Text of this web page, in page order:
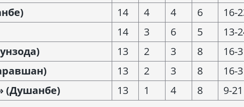
14 4 4 6 16-
14 3 6 5 13-
ода) 13 2 3 8 16-
13 2 3 8 16-
(Душанбе) 13 1 4 8 9-21